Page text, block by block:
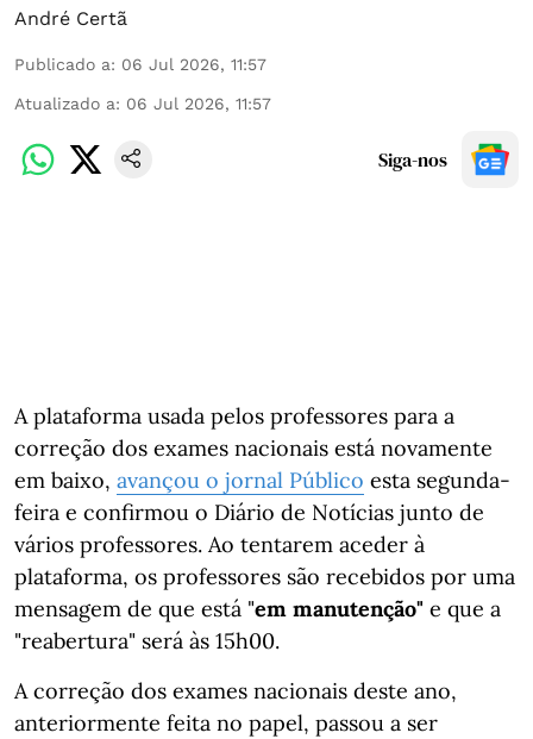
André Certã
Publicado a: 06 Jul 2026, 11:57
Atualizado a: 06 Jul 2026, 11:57
Siga-nos
A plataforma usada pelos professores para a
correção dos exames nacionais está novamente
em baixo, avançou o jornal Público esta segunda-
feira e confirmou o Diário de Notícias junto de
vários professores. Ao tentarem aceder à
plataforma, os professores são recebidos por uma
mensagem de que está "em manutenção" e que a
"reabertura" será às 15h00.
A correção dos exames nacionais deste ano,
anteriormente feita no papel, passou a ser